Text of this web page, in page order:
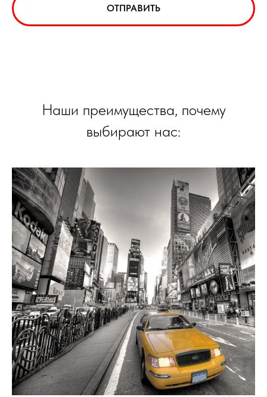
ОТПРАВИТЬ
Наши преимущества, почему
выбирают нас: